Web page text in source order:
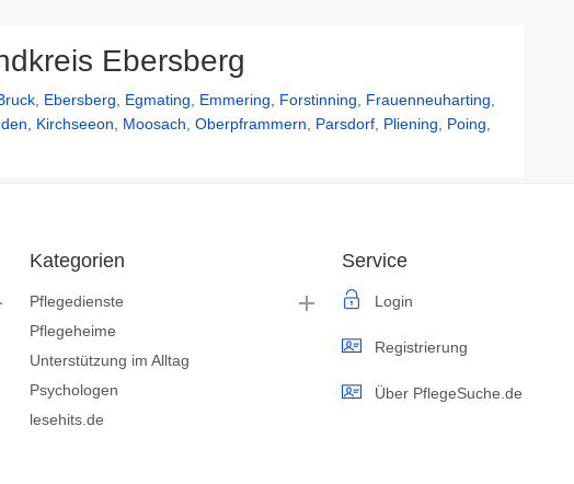
Ebersberg
Ebersberg Egmating Emmering Forstinning Frauenneuharting
Kirchseeon Moosach Oberpframmern Parsdorf Pliening Poing
Kategorien
Pflegedienste
Pflegeheime
Unterstützung im Alltag
Psychologen
lesehits.de
Service
Login
Registrierung
Über PflegeSuche.de